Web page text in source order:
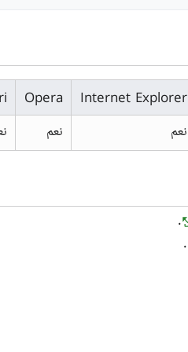
Internet Explorer
Opera
نعم نعم
.